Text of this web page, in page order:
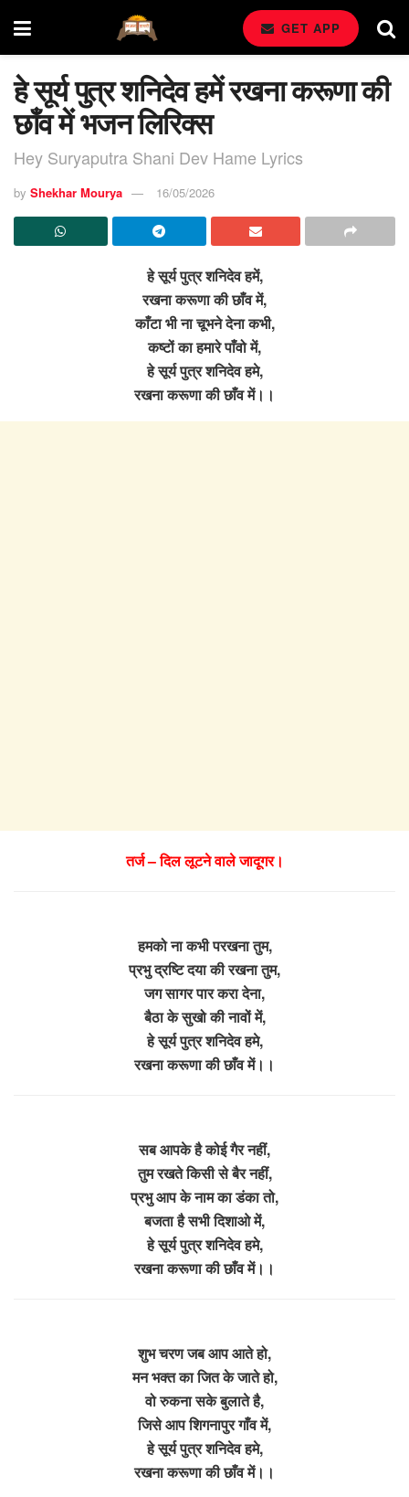
GET APP
हे सूर्य पुत्र शनिदेव हमें रखना करूणा की
छाँव में भजन लिरिक्स
Hey Suryaputra Shani Dev Hame Lyrics
by Shekhar Mourya 16/05/2026
हे सूर्य पुत्र शनिदेव हमें,
रखना करूणा की छाँव में,
काँटा भी ना चूभने देना कभी,
कष्टों का हमारे पाँवो में,
हे सूर्य पुत्र शनिदेव हमे,
रखना करूणा की छाँव में।।
तर्ज – दिल लूटने वाले जादूगर।
हमको ना कभी परखना तुम,
प्रभु द्रष्टि दया की रखना तुम,
जग सागर पार करा देना,
बैठा के सुखो की नावों में,
हे सूर्य पुत्र शनिदेव हमे,
रखना करूणा की छाँव में।।
सब आपके है कोई गैर नहीं,
तुम रखते किसी से बैर नहीं,
प्रभु आप के नाम का डंका तो,
बजता है सभी दिशाओ में,
हे सूर्य पुत्र शनिदेव हमे,
रखना करूणा की छाँव में।।
शुभ चरण जब आप आते हो,
मन भक्त का जित के जाते हो,
वो रुकना सके बुलाते है,
जिसे आप शिगनापुर गाँव में,
हे सूर्य पुत्र शनिदेव हमे,
रखना करूणा की छाँव में।।